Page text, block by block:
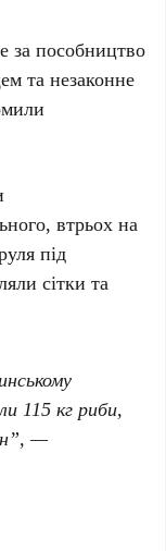
за пособництво
та незаконне
втрьох на
під
сітки та
115 кг риби,
—